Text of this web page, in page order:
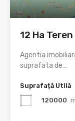
12 Ha
Agentia
suprafata de…
Suprafață Utilă
120000